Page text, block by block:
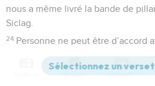
nous a même livré la bande de
Siclag.
24 Personne ne peut être d’accord
affaire. En effet, “chacun doit
prises à l’ennemi : celui qui va au
Versions Commentaires